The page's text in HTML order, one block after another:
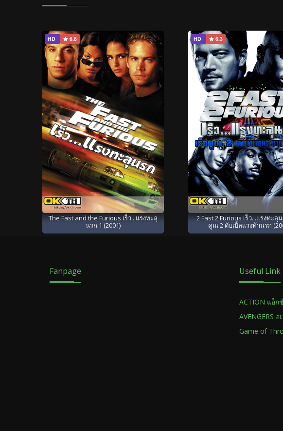
HD 6.8
The Fast and the Furious เร็ว...แรงทะลุ
นรก 1 (2001)
HD 6.3
2 Fast 2 Furious เร็ว...แรงทะลุน
คูณ 2 ดับเบิ้ลแรงท้านรก
Fanpage Useful Link
ACTION แอ็ก
AVENGERS อ
Game of